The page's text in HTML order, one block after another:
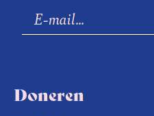
Doneren